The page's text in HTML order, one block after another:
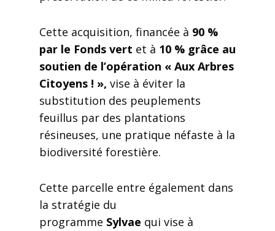
Cette acquisition, financée à 90 %
par le Fonds vert et à 10 % grâce au
soutien de l’opération « Aux Arbres
Citoyens ! », vise à éviter la
substitution des peuplements
feuillus par des plantations
résineuses, une pratique néfaste à la
biodiversité forestière.
Cette parcelle entre également dans
la stratégie du
programme Sylvae qui vise à